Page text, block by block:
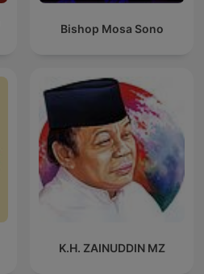
Bishop Mosa Sono
K.H. ZAINUDDIN MZ